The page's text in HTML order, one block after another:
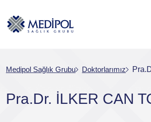
Medipol Sağlık Grubu Doktorlarımız
Pra.Dr. İLKER CAN